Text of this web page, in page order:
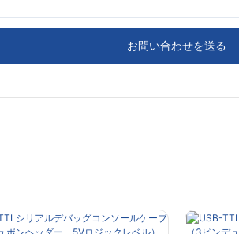
お問い合わせを送る